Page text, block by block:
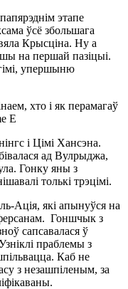
этапе
ўсё збольшага
Крысціна. Ну а
на першай пазіцыі.
упершыню
і Цімі Хансэна.
ад Вулрыджа,
Гонку яны з
толькі трэцімі.
Ація, які апынуўся на
Гоншчык з
сапсавалася ў
праблемы з
Каб не
з незашпіленым, за